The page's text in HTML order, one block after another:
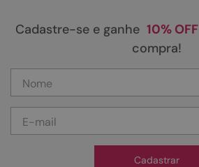
Cadastre-se e ganhe 10% OFF
compra!
Cadastrar